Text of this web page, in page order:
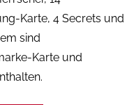
Karte, 4 Secrets und
sind
Karte und